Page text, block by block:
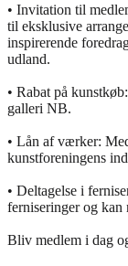
• Invitation til
til eksklusive
inspirerende
udland.
• Rabat på
galleri NB.
• Lån af værker:
kunstforeningens
• Deltagelse i
ferniseringer og kan
Bliv medlem i dag